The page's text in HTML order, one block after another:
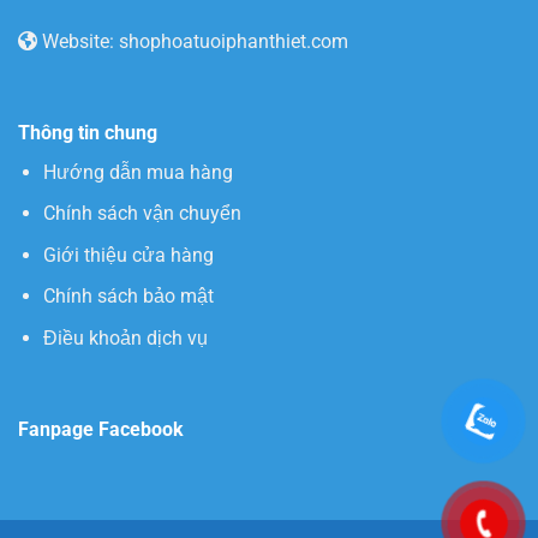
Website: shophoatuoiphanthiet.com
Thông tin chung
Hướng dẫn mua hàng
Chính sách vận chuyển
Giới thiệu cửa hàng
Chính sách bảo mật
Điều khoản dịch vụ
Fanpage Facebook